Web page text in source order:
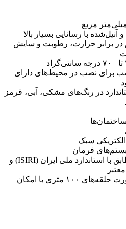
با رسانایی بسیار بالا
برای نصب در محیط‌های دارای
در رنگ‌های مشکی، آبی، قرمز
الکتریکی سبک
فرمان
: تولید مطابق با استاندارد ملی ایران (ISIRI) و
: عرضه به صورت حلقه‌های ۱۰۰ متری با امکان